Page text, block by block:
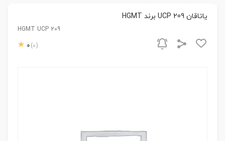
یاتاقان UCP 209 برند HGMT
HGMT UCP 209
0 (0)